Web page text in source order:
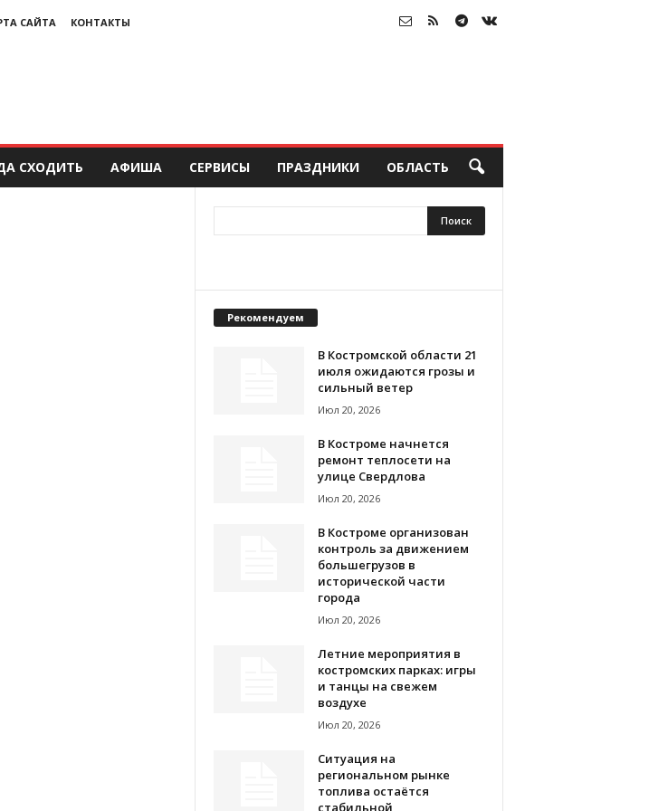
САЙТА КОНТАКТЫ
СХОДИТЬ АФИША СЕРВИСЫ ПРАЗДНИКИ ОБЛАСТЬ
Рекомендуем
В Костромской области 21
июля ожидаются грозы и
сильный ветер
Июл 20, 2026
В Костроме начнется
ремонт теплосети на
улице Свердлова
Июл 20, 2026
В Костроме организован
контроль за движением
большегрузов в
исторической части
города
Июл 20, 2026
Летние мероприятия в
костромских парках: игры
и танцы на свежем
воздухе
Июл 20, 2026
Ситуация на
региональном рынке
топлива остаётся
стабильной